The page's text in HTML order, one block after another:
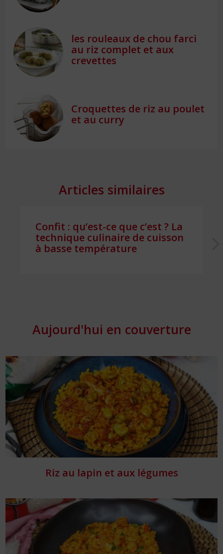
les rouleaux de chou farci
au riz complet et aux
crevettes
Croquettes de riz au poulet
et au curry
Articles similaires
Confit : qu’est-ce que c’est ? La
technique culinaire de cuisson
à basse température
Aujourd'hui en couverture
Riz au lapin et aux légumes